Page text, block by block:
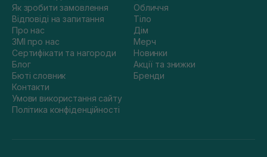
Як зробити замовлення
Відповіді на запитання
Про нас
ЗМІ про нас
Сертифікати та нагороди
Блог
Бюті словник
Контакти
Умови використання сайту
Політика конфіденційності
Обличчя
Тіло
Дім
Мерч
Новинки
Акції та знижки
Бренди